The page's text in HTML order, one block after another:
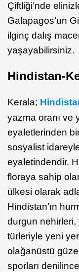
Çiftliği’nde
Galapagos’un
ilginç dalış
yaşayabilirsiniz.
Hindistan-
Kerala;
yazma oranı ve
eyaletlerinden
sosyalist
eyaletindendir.
floraya sahip
ülkesi olarak
Hindistan’ın
durgun nehirleri,
türleriyle yeni
olağanüstü
sporları